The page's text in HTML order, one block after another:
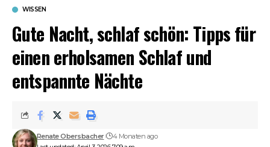
WISSEN
Gute Nacht, schlaf schön: Tipps für
einen erholsamen Schlaf und
entspannte Nächte
Renate Obersbacher 4 Monaten ago